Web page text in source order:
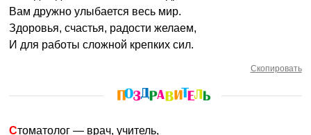
Вам дружно улыбается весь мир.
Здоровья, счастья, радости желаем,
И для работы сложной крепких сил.
Скопировать
Стоматолог — врач, учитель,